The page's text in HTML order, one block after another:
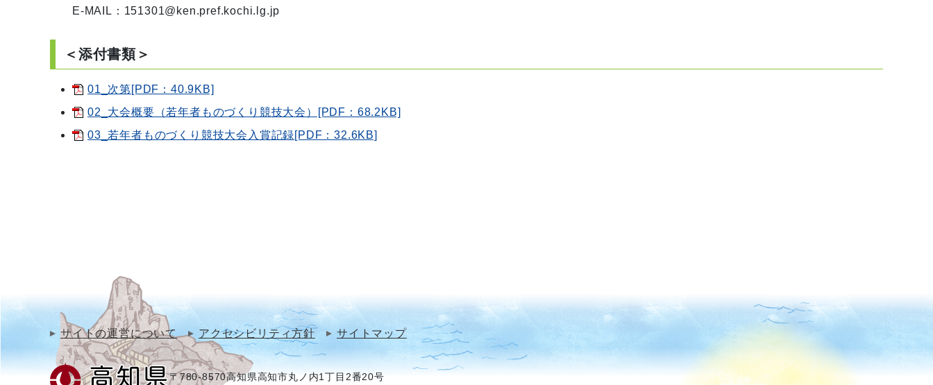
E-MAIL：151301@ken.pref.kochi.lg.jp
＜添付書類＞
01_次第[PDF：40.9KB]
02_大会概要（若年者ものづくり競技大会）[PDF：68.2KB]
03_若年者ものづくり競技大会入賞記録[PDF：32.6KB]
サイトの運営について アクセシビリティ方針 サイトマップ
〒780-8570高知県高知市丸ノ内1丁目2番20号